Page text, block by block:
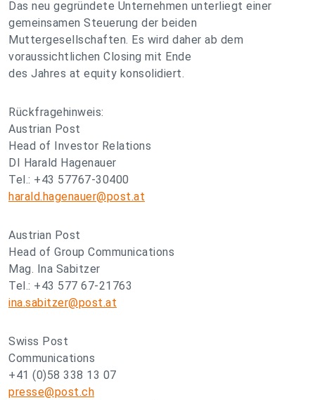
Das neu gegründete Unternehmen unterliegt einer
gemeinsamen Steuerung der beiden
Muttergesellschaften. Es wird daher ab dem
voraussichtlichen Closing mit Ende
des Jahres at equity konsolidiert.
Rückfragehinweis:
Austrian Post
Head of Investor Relations
DI Harald Hagenauer
Tel.: +43 57767-30400
harald.hagenauer@post.at
Austrian Post
Head of Group Communications
Mag. Ina Sabitzer
Tel.: +43 577 67-21763
ina.sabitzer@post.at
Swiss Post
Communications
+41 (0)58 338 13 07
presse@post.ch